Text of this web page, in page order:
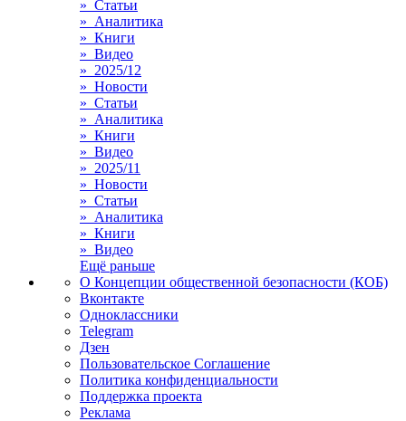
» Статьи
» Аналитика
» Книги
» Видео
» 2025/12
» Новости
» Статьи
» Аналитика
» Книги
» Видео
» 2025/11
» Новости
» Статьи
» Аналитика
» Книги
» Видео
Ещё раньше
О Концепции общественной безопасности (КОБ)
Вконтакте
Одноклассники
Telegram
Дзен
Пользовательское Соглашение
Политика конфиденциальности
Поддержка проекта
Реклама